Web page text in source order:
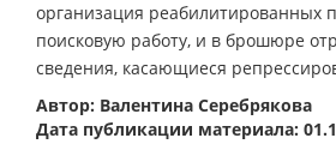
организация реабилитированных
поисковую работу, и в брошюре
сведения, касающиеся
Автор: Валентина Серебрякова
Дата публикации материала: